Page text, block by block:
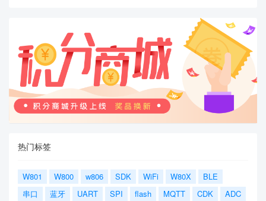
热门标签
W801 W800 w806 SDK WiFi W80X
BLE
串口
蓝牙 UART SPI flash MQTT CDK
ADC